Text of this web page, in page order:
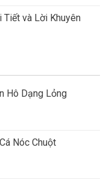
Tiết và Lời Khuyên
Hô Dạng Lỏng
Nóc Chuột